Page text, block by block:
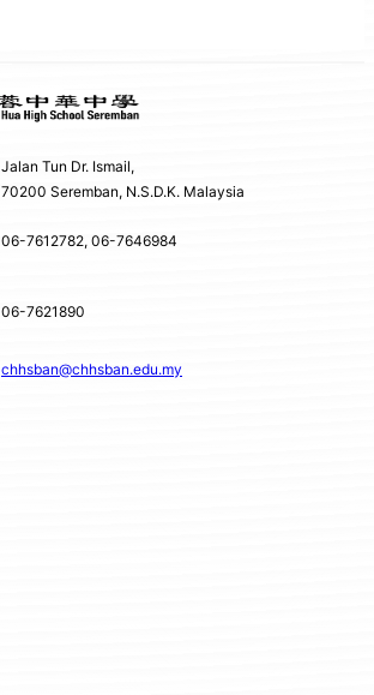
Jalan Tun Dr. Ismail,
70200 Seremban, N.S.D.K. Malaysia
06-7612782, 06-7646984
06-7621890
chhsban@chhsban.edu.my